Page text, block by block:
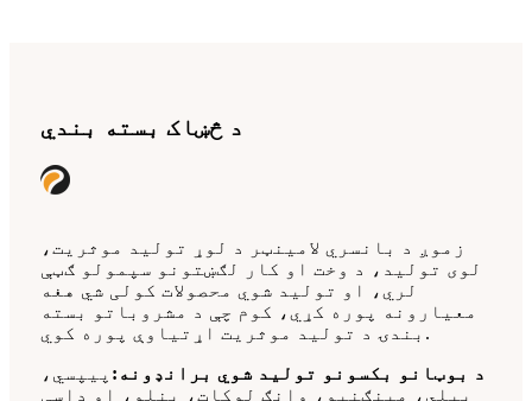
د څښاک بسته بندي
زموږ د بانسري لامینټر د لوړ تولید موثریت،
لوی تولید، د وخت او کار لګښتونو سپمولو ګټې
لري، او تولید شوي محصولات کولی شي هغه
معیارونه پوره کړي، کوم چې د مشروباتو بسته
بندۍ د تولید موثریت اړتیاوې پوره کوي.
د بوټانو بکسونو تولید شوي برانډونه: پیپسي،
ییلي، مینګنیو، وانګ لوکات، ینلو، او داسې